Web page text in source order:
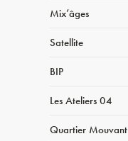
Mix’âges
Satellite
BIP
Les Ateliers 04
Quartier Mouvant